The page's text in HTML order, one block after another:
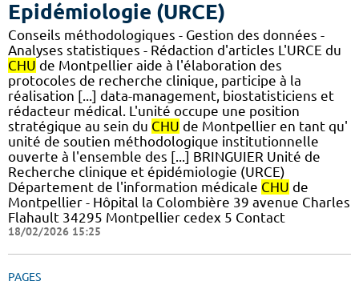
Epidémiologie (URCE)
Conseils méthodologiques - Gestion des données -
Analyses statistiques - Rédaction d'articles L'URCE du
CHU de Montpellier aide à l'élaboration des
protocoles de recherche clinique, participe à la
réalisation [...] data-management, biostatisticiens et
rédacteur médical. L'unité occupe une position
stratégique au sein du CHU de Montpellier en tant qu'
unité de soutien méthodologique institutionnelle
ouverte à l'ensemble des [...] BRINGUIER Unité de
Recherche clinique et épidémiologie (URCE)
Département de l'information médicale CHU de
Montpellier - Hôpital la Colombière 39 avenue Charles
Flahault 34295 Montpellier cedex 5 Contact
18/02/2026 15:25
PAGES